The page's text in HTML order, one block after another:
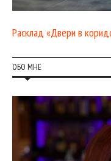
Расклад «Двери в
ОБО МНЕ